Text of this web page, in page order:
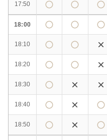
17:50
18:00
18:10
18:20
18:30
18:40
18:50